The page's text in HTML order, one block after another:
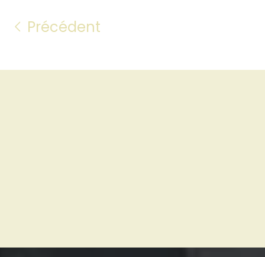
Précédent